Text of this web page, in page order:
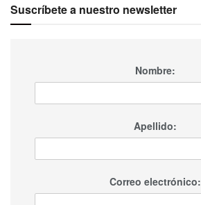
Suscríbete a nuestro newsletter
Nombre:
Apellido:
Correo electrónico: